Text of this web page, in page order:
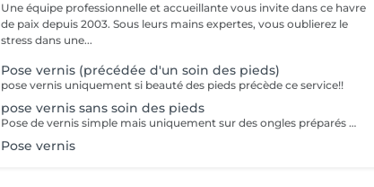
Une équipe professionnelle et accueillante vous invite dans ce havre
de paix depuis 2003. Sous leurs mains expertes, vous oublierez le
stress dans une...
Pose vernis (précédée d'un soin des pieds)
pose vernis uniquement si beauté des pieds précède ce service!!
pose vernis sans soin des pieds
Pose de vernis simple mais uniquement sur des ongles préparés par vos soins
Pose vernis